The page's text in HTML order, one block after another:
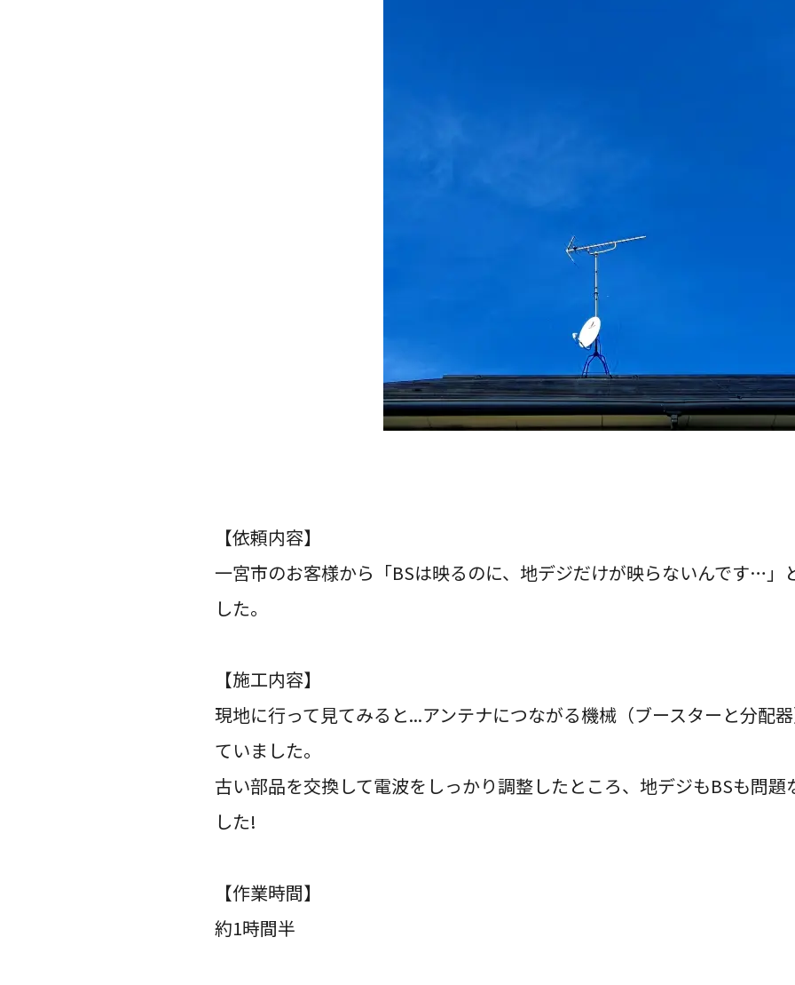
【依頼内容】
一宮市のお客様から「BSは映るのに、地デジだけが映らないんです…」
した。
【施工内容】
現地に行って見てみると...アンテナにつながる機械（ブースターと分配
ていました。
古い部品を交換して電波をしっかり調整したところ、地デジもBSも問題
した!
【作業時間】
約1時間半